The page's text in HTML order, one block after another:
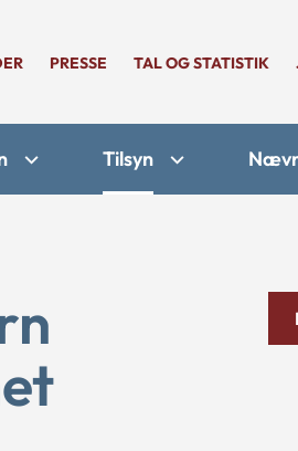
PRESSE TAL OG STATISTIK
Tilsyn